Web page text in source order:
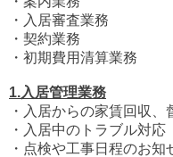
・入居審査業務
・契約業務
・初期費用清算業務
1.入居管理業務
・入居からの家賃回収、
・入居中のトラブル対応
・点検や工事日程のお